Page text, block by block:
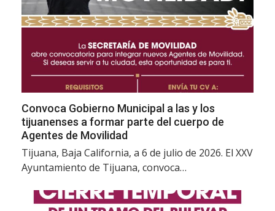
Convoca Gobierno Municipal a las y los
tijuanenses a formar parte del cuerpo de
Agentes de Movilidad
Tijuana, Baja California, a 6 de julio de 2026. El XXV
Ayuntamiento de Tijuana, convoca…